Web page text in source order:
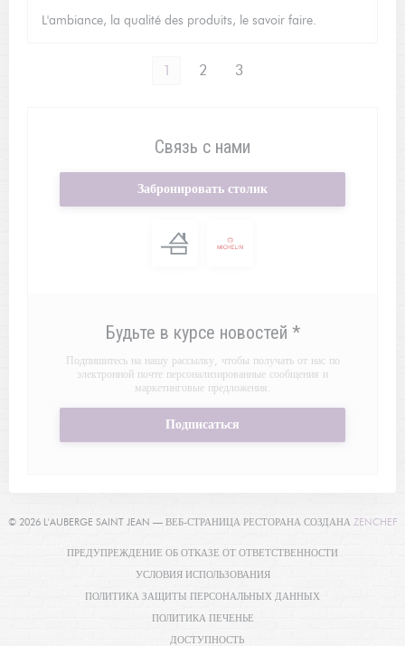
L'ambiance, la qualité des produits, le savoir faire.
1 2 3
Связь с нами
Забронировать столик
Будьте в курсе новостей *
Подпишитесь на нашу рассылку, чтобы получать от нас по
электронной почте персонализированные сообщения и
маркетинговые предложения.
Подписаться
© 2026 L'AUBERGE SAINT JEAN — ВЕБ-СТРАНИЦА РЕСТОРАНА СОЗДАНА ZENCHEF
ПРЕДУПРЕЖДЕНИЕ ОБ ОТКАЗЕ ОТ ОТВЕТСТВЕННОСТИ
УСЛОВИЯ ИСПОЛЬЗОВАНИЯ((ОТКРЫВАЕТСЯ В НОВОМ
ПОЛИТИКА ЗАЩИТЫ ПЕРСОНАЛЬНЫХ ДАННЫХ
ПОЛИТИКА ПЕЧЕНЬЕ((ОТКРЫВАЕТСЯ В НОВОМ
ДОСТУПНОСТЬ((ОТКРЫВАЕТСЯ В НОВОМ ОКНЕ))